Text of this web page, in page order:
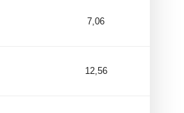
7,06
12,56